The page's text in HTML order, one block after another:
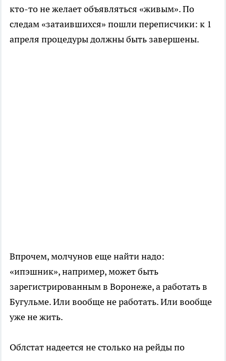
кто-то не желает объявляться «живым». По
следам «затаившихся» пошли переписчики: к 1
апреля процедуры должны быть завершены.
Впрочем, молчунов еще найти надо:
«ипэшник», например, может быть
зарегистрированным в Воронеже, а работать в
Бугульме. Или вообще не работать. Или вообще
уже не жить.
Облстат надеется не столько на рейды по